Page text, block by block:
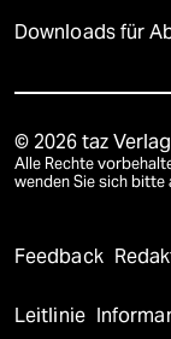
Downloads für
© 2026 taz
Alle Rechte
wenden Sie sich bitte
Feedback
Leitlinie